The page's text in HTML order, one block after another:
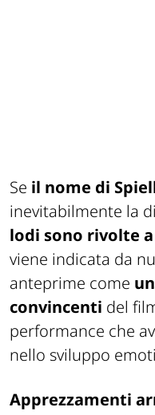
Se il nome di
inevitabilmente la
lodi sono rivolte
viene indicata da
anteprime come
convincenti del
performance che
nello sviluppo
Apprezzamenti